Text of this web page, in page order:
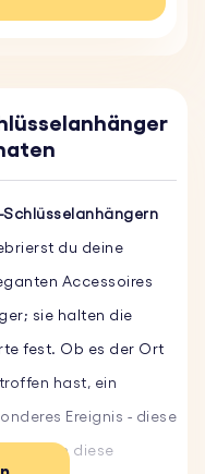
du deine
Accessoires
sie halten die
fest. Ob es der Ort
hast, ein
Ereignis - diese
halten diese